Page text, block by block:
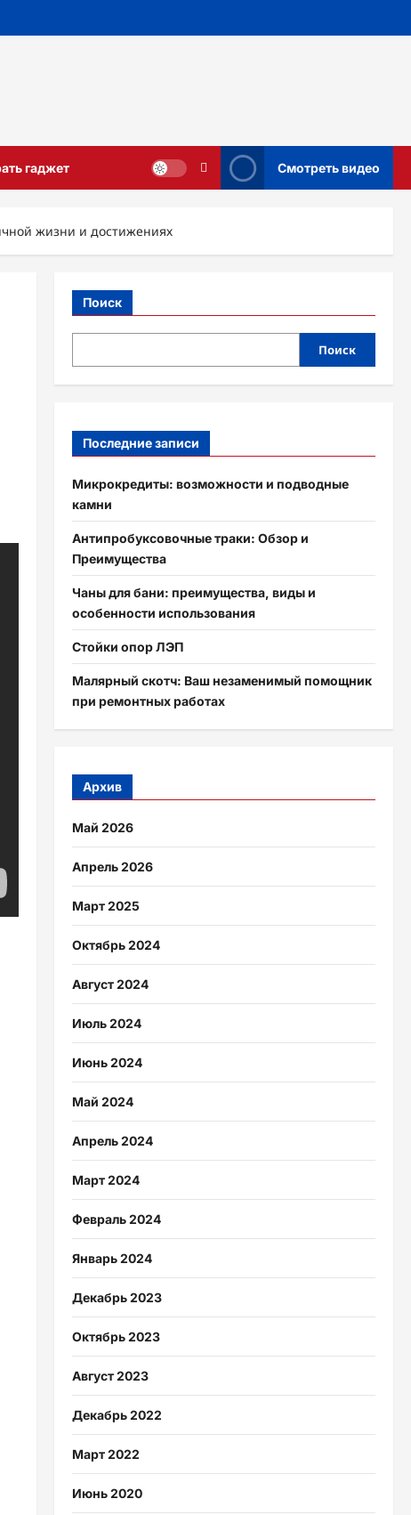
гаджет Смотреть видео
жизни и достижениях
Поиск
Поиск
Последние записи
Микрокредиты: возможности и подводные
камни
Антипробуксовочные траки: Обзор и
Преимущества
Чаны для бани: преимущества, виды и
особенности использования
Стойки опор ЛЭП
Малярный скотч: Ваш незаменимый помощник
при ремонтных работах
Архив
Май 2026
Апрель 2026
Март 2025
Октябрь 2024
Август 2024
Июль 2024
Июнь 2024
Май 2024
Апрель 2024
Март 2024
Февраль 2024
Январь 2024
Декабрь 2023
Октябрь 2023
Август 2023
Декабрь 2022
Март 2022
Июнь 2020